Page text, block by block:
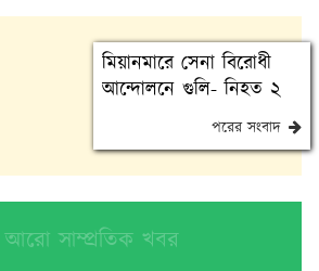
মিয়ানমারে সেনা বিরোধী
আন্দোলনে গুলি- নিহত ২
পরের সংবাদ
আরো সাম্প্রতিক খবর